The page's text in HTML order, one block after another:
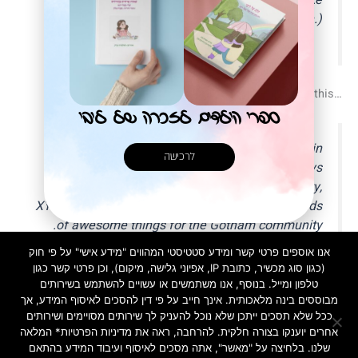
piña coladas. (And gettin' caught in the rain.)
…or something like this:
The XYZ Doohickey Company was founded in
1971, and has been providing quality doohickeys
to the public ever since. Located in Gotham City,
XYZ employs over 2,000 people and does all kinds
of awesome things for the Gotham community.
As a new WordPress user, you should go toyour dashboardto
delete this page and create new pages for your content. Have
fun!
מדיניות פרטיות
אנו אוספים פרטי קשר ומידע סטטיסטי המהווים "מידע אישי" על פי חוק
(כגון סוג מכשיר, כתובת IP, אפיוני גלישה, מיקום), וכן פרטי קשר כגון
טלפון ומייל. בנוסף, אנו משתמשים או עשויים להשתמש בשירותים
מבוססים בינה מלאכותית. אינך חייב על פי דין להסכים לאיסוף המידע, אך
ככל שלא תסכים ייתכן שלא נוכל להעניק לך שירותים מסויימים ושירותים
אחרים יוענקו בצורה חלקית. להרחבה, ראה את מדיניות הפרטיות* המלאה
שלנו. בלחיצה על "מאשר", אתה מסכים לאיסוף ועיבוד המידע בהתאם
ספרי הילדים לזכרה של ליבי
לרכישה